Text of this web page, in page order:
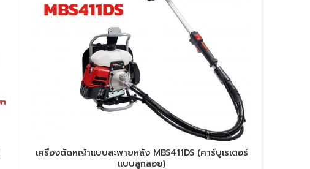
เครื่องตัดหญ้าแบบสะพายหลัง MBS411DS (คาร์บูเรเตอร์
แบบลูกลอย)